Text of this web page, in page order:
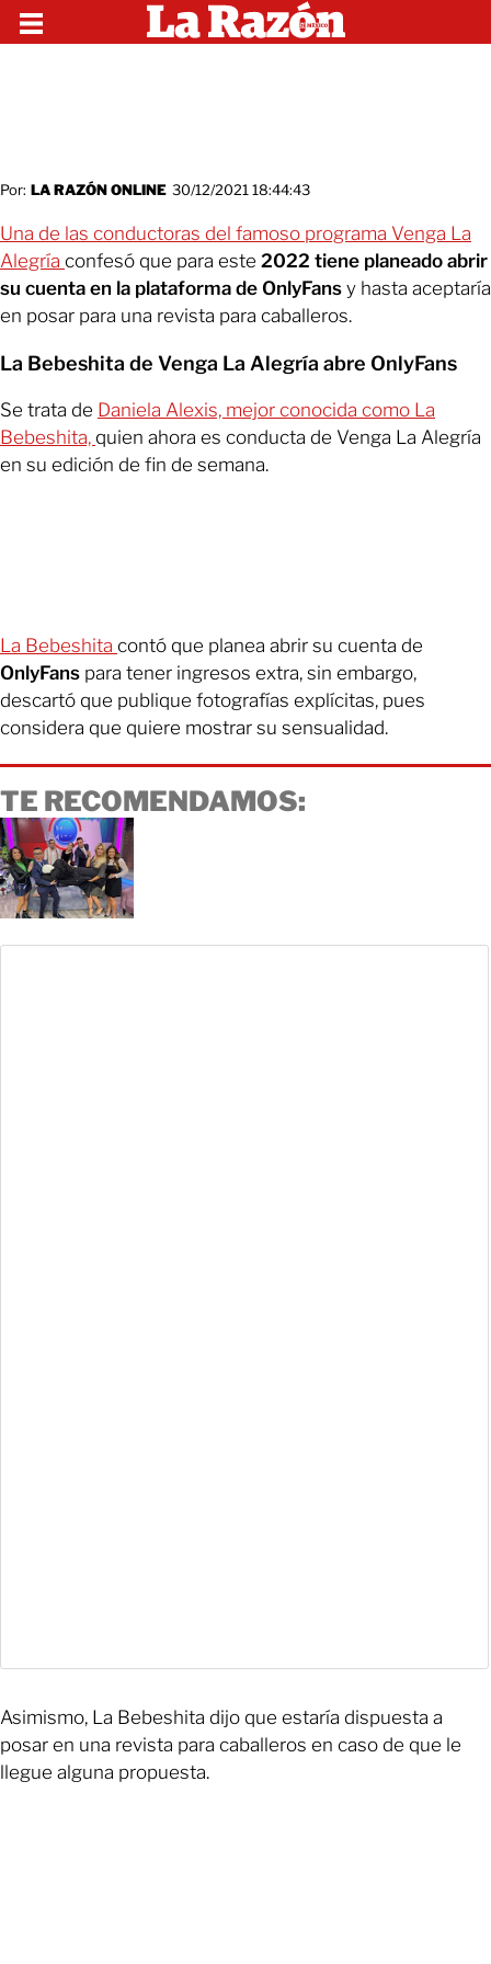
Por: LA RAZÓN ONLINE 30/12/2021 18:44:43
Una de las conductoras del famoso programa Venga La
Alegría confesó que para este 2022 tiene planeado abrir
su cuenta en la plataforma de OnlyFans y hasta aceptaría
en posar para una revista para caballeros.
La Bebeshita de Venga La Alegría abre OnlyFans
Se trata de Daniela Alexis, mejor conocida como La
Bebeshita, quien ahora es conducta de Venga La Alegría
en su edición de fin de semana.
La Bebeshita contó que planea abrir su cuenta de
OnlyFans para tener ingresos extra, sin embargo,
descartó que publique fotografías explícitas, pues
considera que quiere mostrar su sensualidad.
TE RECOMENDAMOS:
Asimismo, La Bebeshita dijo que estaría dispuesta a
posar en una revista para caballeros en caso de que le
llegue alguna propuesta.